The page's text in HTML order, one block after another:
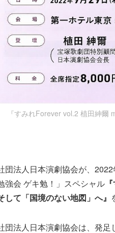
『すみれForever vol.2 植田紳爾
団法人日本演劇協会が、
強会 ゲキ勉！」スペシャル
して「国境のない地図」へ』
団法人日本演劇協会は、発